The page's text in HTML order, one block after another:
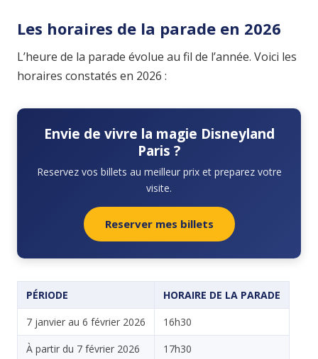
Les horaires de la parade en 2026
L’heure de la parade évolue au fil de l’année. Voici les
horaires constatés en 2026 :
Envie de vivre la magie Disneyland
Paris ?
Reservez vos billets au meilleur prix et preparez votre
visite.
Reserver mes billets
PÉRIODE
HORAIRE DE LA PARADE
7 janvier au 6 février 2026
16h30
À partir du 7 février 2026
17h30